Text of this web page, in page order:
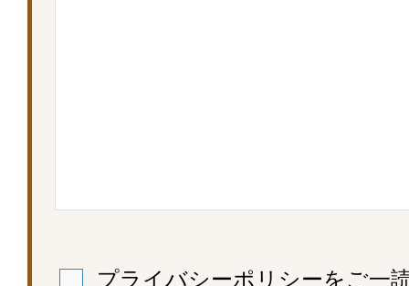
プライバシーポリシーをご一